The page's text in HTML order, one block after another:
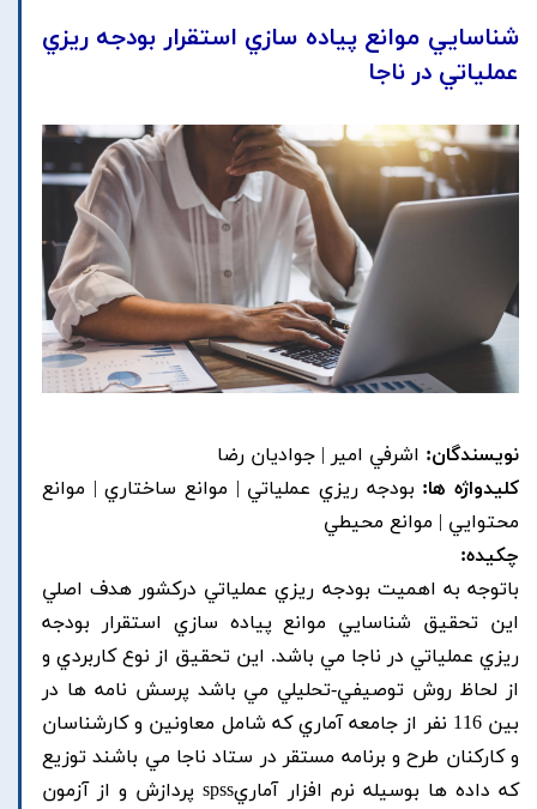
شناسايي موانع پياده سازي استقرار بودجه ريزي
عملياتي در ناجا
نویسندگان: اشرفي امير | جواديان رضا
کلیدواژه ها: بودجه ريزي عملياتي | موانع ساختاري | موانع
محتوايي | موانع محيطي
چکیده:
باتوجه به اهميت بودجه ريزي عملياتي درکشور هدف اصلي
اين تحقيق شناسايي موانع پياده سازي استقرار بودجه
ريزي عملياتي در ناجا مي باشد. اين تحقيق از نوع کاربردي و
از لحاظ روش توصيفي-تحليلي مي باشد پرسش نامه ها در
بين 116 نفر از جامعه آماري که شامل معاونين و کارشناسان
و کارکنان طرح و برنامه مستقر در ستاد ناجا مي باشند توزيع
که داده ها بوسيله نرم افزار آماريspss پردازش و از آزمون